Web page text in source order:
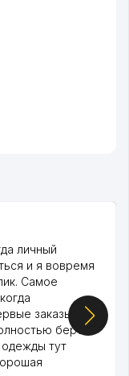
личный
и я вовремя
Самое
заказы,
берет
одежды тут